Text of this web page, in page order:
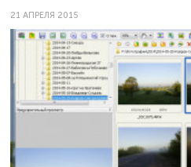
21 АПРЕЛЯ 2015